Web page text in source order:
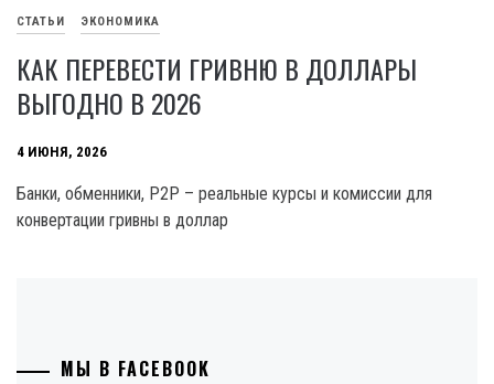
СТАТЬИ ЭКОНОМИКА
КАК ПЕРЕВЕСТИ ГРИВНЮ В ДОЛЛАРЫ
ВЫГОДНО В 2026
4 ИЮНЯ, 2026
Банки, обменники, P2P – реальные курсы и комиссии для
конвертации гривны в доллар
МЫ В FACEBOOK